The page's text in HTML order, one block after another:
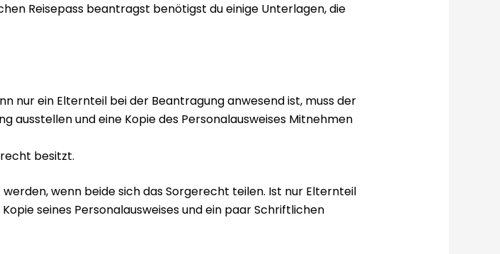
Reisepass beantragst benötigst du einige Unterlagen, die
nur ein Elternteil bei der Beantragung anwesend ist, muss der
ausstellen und eine Kopie des Personalausweises Mitnehmen
besitzt.
wenn beide sich das Sorgerecht teilen. Ist nur Elternteil
seines Personalausweises und ein paar Schriftlichen